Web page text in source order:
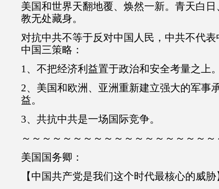
美国和世界天翻地覆、焕然一新。青天白
教无处藏身。
对抗中共不等于反对中国人民，中共不代
中国三策略：
1、不把经济利益置于政治和安全考量之上
2、美国和欧洲、亚洲重新建立强大的军事
益。
3、共抗中共是一场国际竞争。
～～～～～～～～～～～～～～～～～～～
美国国务卿：
【中国共产党是我们这个时代最核心的威胁